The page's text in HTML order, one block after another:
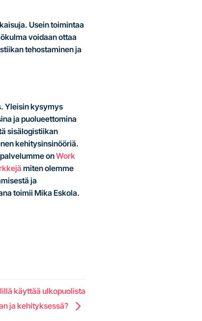
Usein toimintaa
voidaan ottaa
tehostaminen ja
Yleisin kysymys
ja puolueettomina
sisälogistiikan
kehitysinsinööriä.
onWork
miten olemme
ja
toimii Mika Eskola.
käyttää ulkopuolista
ja kehityksessä?